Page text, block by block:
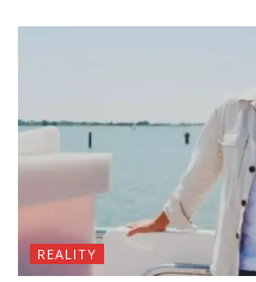
REALITY